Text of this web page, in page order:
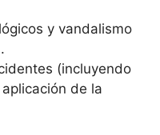
y vandalismo
(incluyendo
de la